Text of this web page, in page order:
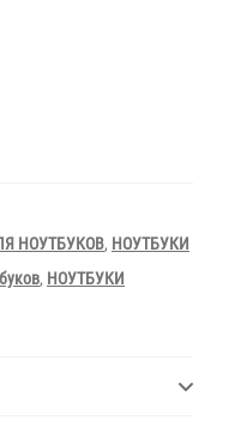
НОУТБУКОВ, НОУТБУКИ
, НОУТБУКИ